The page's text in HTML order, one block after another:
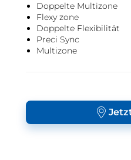
Doppelte Multizone
Flexy zone
Doppelte Flexibilität
Preci Sync
Multizone